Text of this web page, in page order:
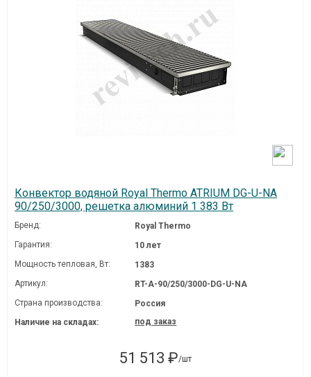
Конвектор водяной Royal Thermo ATRIUM DG-U-NA
90/250/3000, решетка алюминий 1 383 Вт
Бренд:
Royal Thermo
Гарантия:
10 лет
Мощность тепловая, Вт:
1383
Артикул:
RT-A-90/250/3000-DG-U-NA
Страна производства:
Россия
Наличие на складах:
под заказ
51 513 ₽/шт